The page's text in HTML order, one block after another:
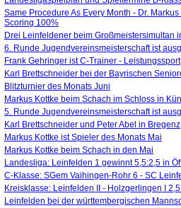
Same Procedure As Every Month - Dr.
Scoring 100%
Drei Leinfeldener beim Großmeistersimultan
6. Runde Jugendvereinsmeisterschaft ist
Frank Gehringer ist C-Trainer - Leistungssport
Karl Brettschneider bei der Bayrischen
Blitzturnier des Monats Juni
Markus Kottke beim Schach im Schloss in
5. Runde Jugendvereinsmeisterschaft ist
Karl Brettschneider und Peter Abel in Bregenz
Markus Kottke ist Spieler des Monats Mai
Markus Kottke beim Schach in den Mai
Landesliga: Leinfelden 1 gewinnt 5,5:2,5 in
C-Klasse: SGem Vaihingen-Rohr 6 - SC
Kreisklasse: Leinfelden II - Holzgerlingen I
Leinfelden bei der württembergischen